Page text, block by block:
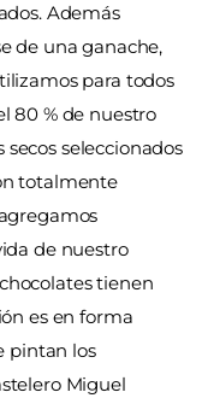
Además
de una ganache,
para todos
80 % de nuestro
seleccionados
totalmente
de nuestro
tienen
es en forma
pintan los
Miguel